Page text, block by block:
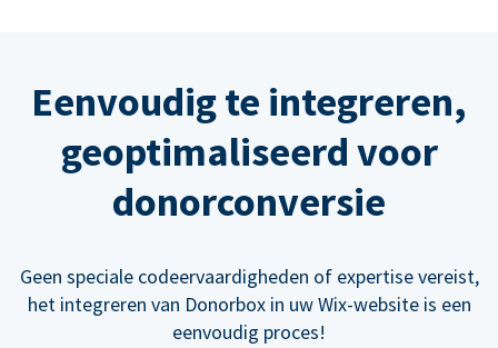
Eenvoudig te integreren,
geoptimaliseerd voor
donorconversie
Geen speciale codeervaardigheden of expertise vereist,
het integreren van Donorbox in uw Wix-website is een
eenvoudig proces!